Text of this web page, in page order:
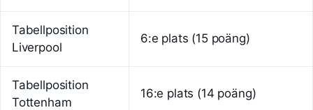
Tabellposition
Liverpool
6:e plats (15 poäng)
Tabellposition
Tottenham
16:e plats (14 poäng)